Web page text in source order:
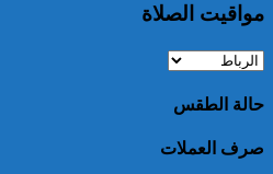
توقيف مواطن فرنسي من أصول
مواقيت الصلاة
حالة الطقس
صرف العملات